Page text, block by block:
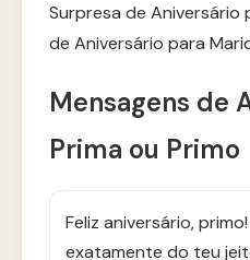
Surpresa de Aniversário
de Aniversário para
Mensagens de
Prima ou Primo
Feliz aniversário,
exatamente do teu